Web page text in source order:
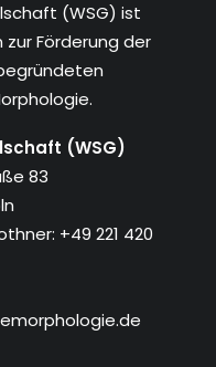
(WSG) ist
Förderung der
(WSG)
83
+49 221 420